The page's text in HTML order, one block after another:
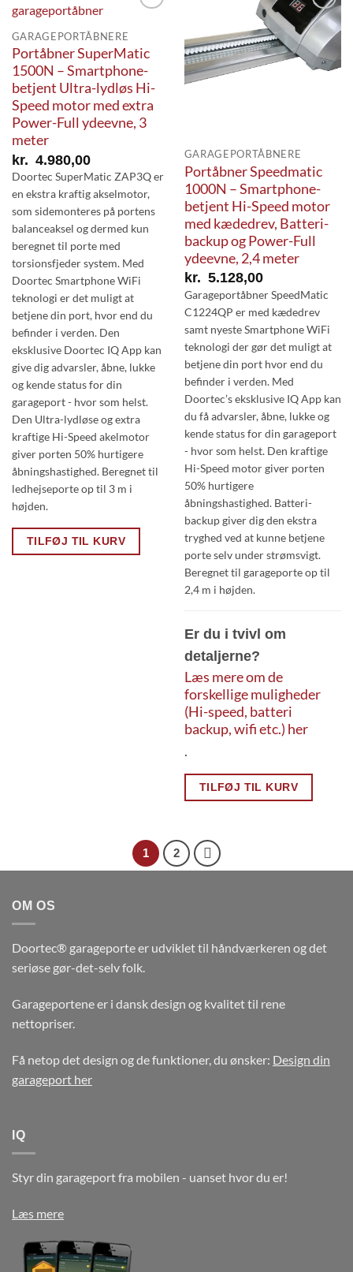
GARAGEPORTÅBNERE
Portåbner SuperMatic
1500N – Smartphone-
betjent Ultra-lydløs Hi-
Speed motor med extra
Power-Full ydeevne, 3
meter
kr. 4.980,00
Doortec SuperMatic ZAP3Q er
en ekstra kraftig akselmotor,
som sidemonteres på portens
balanceaksel og dermed kun
beregnet til porte med
torsionsfjeder system. Med
Doortec Smartphone WiFi
teknologi er det muligt at
betjene din port, hvor end du
befinder i verden. Den
eksklusive Doortec IQ App kan
give dig advarsler, åbne, lukke
og kende status for din
garageport - hvor som helst.
Den Ultra-lydløse og extra
kraftige Hi-Speed akelmotor
giver porten 50% hurtigere
åbningshastighed. Beregnet til
ledhejseporte op til 3 m i
højden.
TILFØJ TIL KURV
Add to
Wishlist
GARAGEPORTÅBNERE
Portåbner Speedmatic
1000N – Smartphone-
betjent Hi-Speed motor
med kædedrev, Batteri-
backup og Power-Full
ydeevne, 2,4 meter
kr. 5.128,00
Garageportåbner SpeedMatic
C1224QP er med kædedrev
samt nyeste Smartphone WiFi
teknologi der gør det muligt at
betjene din port hvor end du
befinder i verden. Med
Doortec’s eksklusive IQ App kan
du få advarsler, åbne, lukke og
kende status for din garageport
- hvor som helst. Den kraftige
Hi-Speed motor giver porten
50% hurtigere
åbningshastighed. Batteri-
backup giver dig den ekstra
tryghed ved at kunne betjene
porte selv under strømsvigt.
Beregnet til garageporte op til
2,4 m i højden.
Er du i tvivl om
detaljerne?
Læs mere om de
forskellige muligheder
(Hi-speed, batteri
backup, wifi etc.) her
.
TILFØJ TIL KURV
1 2
OM OS
Doortec® garageporte er udviklet til håndværkeren og det
seriøse gør-det-selv folk.
Garageportene er i dansk design og kvalitet til rene
nettopriser.
Få netop det design og de funktioner, du ønsker: Design din
garageport her
IQ
Styr din garageport fra mobilen - uanset hvor du er!
Læs mere